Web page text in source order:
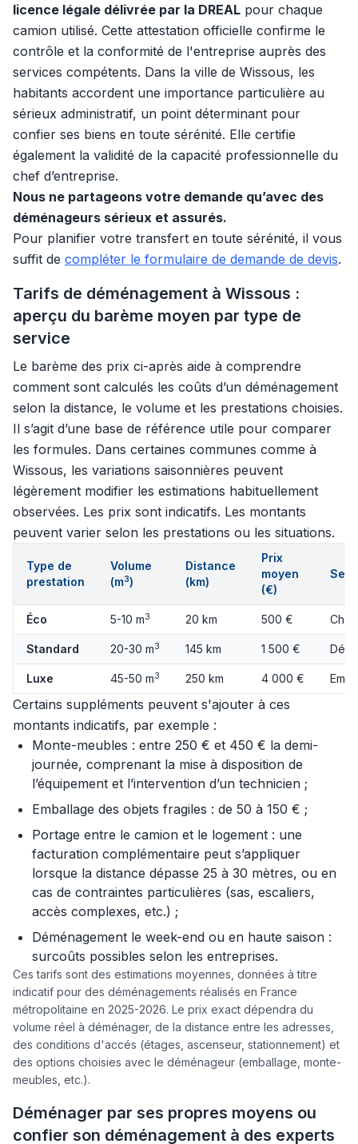
licence légale délivrée par la DREAL pour chaque
camion utilisé. Cette attestation officielle confirme le
contrôle et la conformité de l'entreprise auprès des
services compétents. Dans la ville de Wissous, les
habitants accordent une importance particulière au
sérieux administratif, un point déterminant pour
confier ses biens en toute sérénité. Elle certifie
également la validité de la capacité professionnelle du
chef d’entreprise.
Nous ne partageons votre demande qu’avec des
déménageurs sérieux et assurés.
Pour planifier votre transfert en toute sérénité, il vous
suffit de compléter le formulaire de demande de devis.
Tarifs de déménagement à Wissous :
aperçu du barème moyen par type de
service
Le barème des prix ci-après aide à comprendre
comment sont calculés les coûts d’un déménagement
selon la distance, le volume et les prestations choisies.
Il s’agit d’une base de référence utile pour comparer
les formules. Dans certaines communes comme à
Wissous, les variations saisonnières peuvent
légèrement modifier les estimations habituellement
observées. Les prix sont indicatifs. Les montants
peuvent varier selon les prestations ou les situations.
Type de
prestation
Volume
(m3)
Distance
(km)
Prix
moyen
(€)
Éco 5-10 m3 20 km 500 €
Standard 20-30 m3 145 km 1 500 €
Luxe 45-50 m3 250 km 4 000 €
Certains suppléments peuvent s'ajouter à ces
montants indicatifs, par exemple :
Monte-meubles : entre 250 € et 450 € la demi-
journée, comprenant la mise à disposition de
l’équipement et l’intervention d’un technicien ;
Emballage des objets fragiles : de 50 à 150 € ;
Portage entre le camion et le logement : une
facturation complémentaire peut s’appliquer
lorsque la distance dépasse 25 à 30 mètres, ou en
cas de contraintes particulières (sas, escaliers,
accès complexes, etc.) ;
Déménagement le week-end ou en haute saison :
surcoûts possibles selon les entreprises.
Ces tarifs sont des estimations moyennes, données à titre
indicatif pour des déménagements réalisés en France
métropolitaine en 2025-2026. Le prix exact dépendra du
volume réel à déménager, de la distance entre les adresses,
des conditions d'accés (étages, ascenseur, stationnement) et
des options choisies avec le déménageur (emballage, monte-
meubles, etc.).
Déménager par ses propres moyens ou
confier son déménagement à des experts